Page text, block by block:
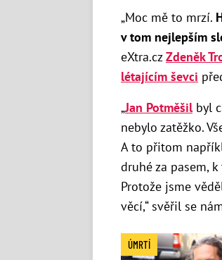
„Moc mě to mrzí.
v tom nejlepším
eXtra.czZdeněk
létajícím ševci
„Jan Potměšilbyl
nebylo zatěžko.
A to přitom
druhé za pasem,
Protože jsme
věcí,“ svěřil se
ÚMRTÍ